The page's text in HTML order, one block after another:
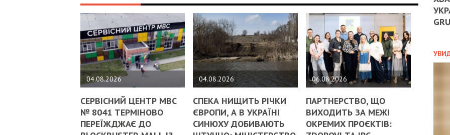
04.08.2026
СЕРВІСНИЙ ЦЕНТР МВС
№ 8041 ТЕРМІНОВО
ПЕРЕЇЖДЖАЄ ДО
04.08.2026
СПЕКА НИЩИТЬ РІЧКИ
ЄВРОПИ, А В УКРАЇНІ
СИНЮХУ ДОБИВАЮТЬ
06.08.2026
ПАРТНЕРСТВО, ЩО
ВИХОДИТЬ ЗА МЕЖІ
ОКРЕМИХ ПРОЄКТІВ: